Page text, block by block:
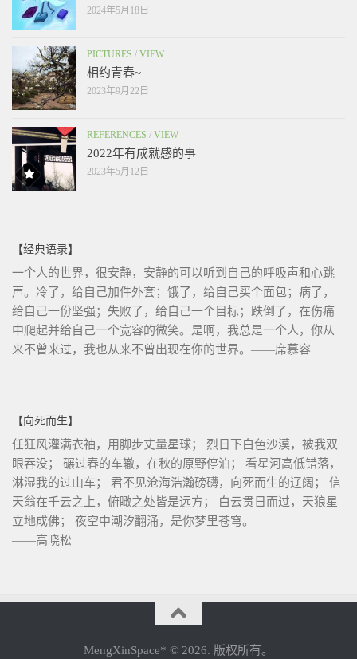
2024年5月18日
PICTURES / VIEW
相约青春~
2023年9月22日
REFERENCES / VIEW
2022年有成就感的事
2023年5月12日
【经典语录】
一个人的世界，很安静，安静的可以听到自己的呼吸声和心跳
声。冷了，给自己加件外套；饿了，给自己买个面包；病了，
给自己一份坚强；失败了，给自己一个目标；跌倒了，在伤痛
中爬起并给自己一个宽容的微笑。是啊，我总是一个人，你从
来不曾来过，我也从来不曾出现在你的世界。——席慕容
【向死而生】
任狂风灌满衣袖，用脚步丈量星球； 烈日下白色沙漠，被我双
眼吞没； 碾过春的车辙，在秋的原野停泊； 看星河高低错落，
淋湿我的过山车； 君不见沧海浩瀚磅礴，向死而生的辽阔； 信
天翁在千云之上，俯瞰之处皆是远方； 白云贯日而过，天狼星
立地成佛； 夜空中潮汐翻涌，是你梦里苍穹。
——高晓松
MengXinSpace* © 2026. 版权所有。